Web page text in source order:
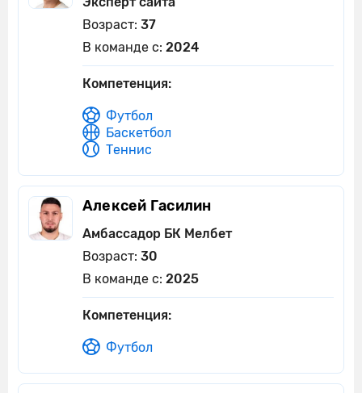
Возраст: 37
В команде с: 2024
Компетенция:
Футбол
Баскетбол
Теннис
Алексей Гасилин
Амбассадор БК Мелбет
Возраст: 30
В команде с: 2025
Компетенция:
Футбол